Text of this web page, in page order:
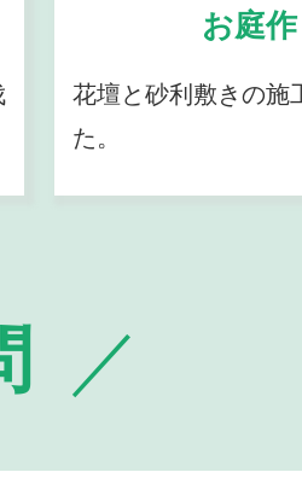
お庭作
花壇と砂利敷きの施
た。